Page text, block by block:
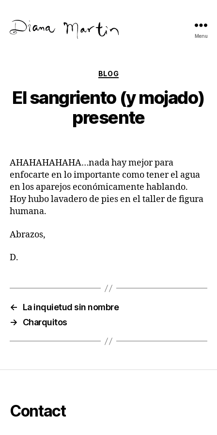
Menu
Categories
BLOG
El sangriento (y mojado)
presente
AHAHAHAHAHA…nada hay mejor para
enfocarte en lo importante como tener el agua
en los aparejos económicamente hablando.
Hoy hubo lavadero de pies en el taller de figura
humana.
Abrazos,
D.
←
La inquietud sin nombre
→
Charquitos
Contact